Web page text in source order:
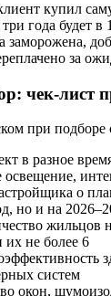
купил
года будет
заморожена,
за
чек-лист
при подборе
в разное
о
но и на
жильцов
их не более 6
систем
окон,